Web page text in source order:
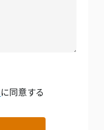
に同意する